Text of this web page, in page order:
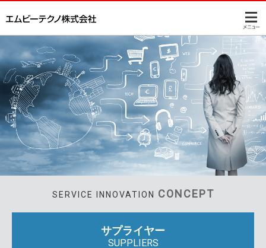
SERVICE INNOVATION CONCEPT
サプライヤー
SUPPLIERS